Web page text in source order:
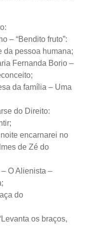
– “Bendito fruto”:
da pessoa humana;
Fernanda Borio –
da família – Uma
do Direito:
encarnarei no
de Zé do
O Alienista –
do
os braços,